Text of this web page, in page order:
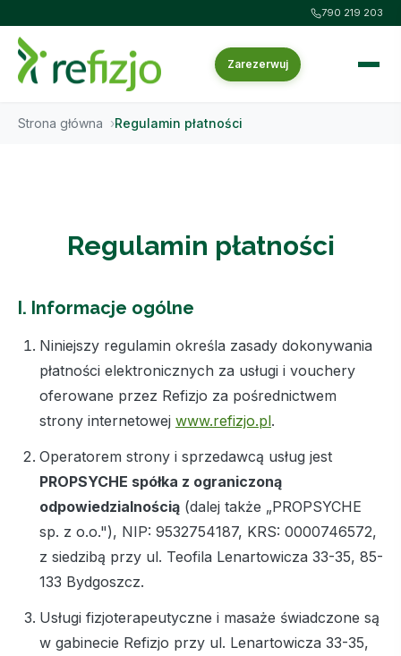
790 219 203
Zarezerwuj
Strona główna Regulamin płatności
Regulamin płatności
I. Informacje ogólne
Niniejszy regulamin określa zasady dokonywania
płatności elektronicznych za usługi i vouchery
oferowane przez Refizjo za pośrednictwem
strony internetowej www.refizjo.pl.
Operatorem strony i sprzedawcą usług jest
PROPSYCHE spółka z ograniczoną
odpowiedzialnością (dalej także „PROPSYCHE
sp. z o.o."), NIP: 9532754187, KRS: 0000746572,
z siedzibą przy ul. Teofila Lenartowicza 33-35, 85-
133 Bydgoszcz.
Usługi fizjoterapeutyczne i masaże świadczone są
w gabinecie Refizjo przy ul. Lenartowicza 33-35,